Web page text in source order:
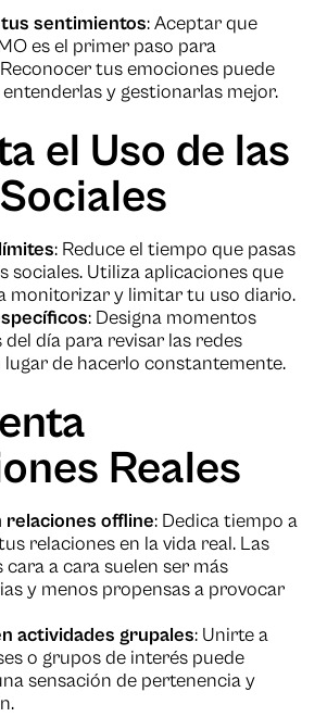
sentimientos: Aceptar que
es el primer paso para
tus emociones puede
y gestionarlas mejor.
el Uso de las
: Reduce el tiempo que pasas
sociales. Utiliza aplicaciones que
monitorizar y limitar tu uso diario.
: Designa momentos
del día para revisar las redes
lugar de hacerlo constantemente.
Reales
relaciones offline: Dedica tiempo a
relaciones en la vida real. Las
cara a cara suelen ser más
y menos propensas a provocar
actividades grupales: Unirte a
o grupos de interés puede
sensación de pertenencia y